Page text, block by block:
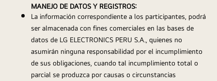
MANEJO DE DATOS Y REGISTROS:
La información correspondiente a los participantes, podrá
ser almacenada con fines comerciales en las bases de
datos de LG ELECTRONICS PERU S.A., quienes no
asumirán ninguna responsabilidad por el incumplimiento
de sus obligaciones, cuando tal incumplimiento total o
parcial se produzca por causas o circunstancias